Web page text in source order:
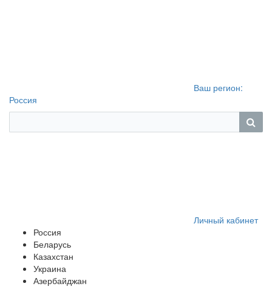
Ваш регион:
Россия
Личный кабинет
Россия
Беларусь
Казахстан
Украина
Азербайджан